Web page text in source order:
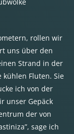
rollen wir
uns über den
Strand in der
Fluten. Sie
ich von der
unser Gepäck
der von
sage ich